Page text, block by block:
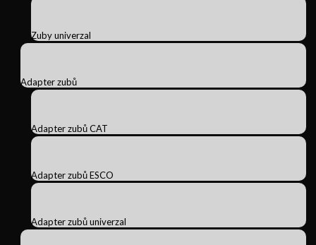
Zuby univerzal
Adapter zubů
Adapter zubů CAT
Adapter zubů ESCO
Adapter zubů univerzal